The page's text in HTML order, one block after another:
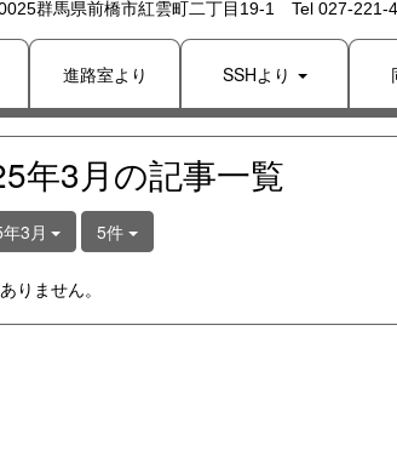
群馬県前橋市紅雲町二丁目19-1 Tel 027-
進路室より SSHより
年3月の記事一覧
3月 5件
りません。